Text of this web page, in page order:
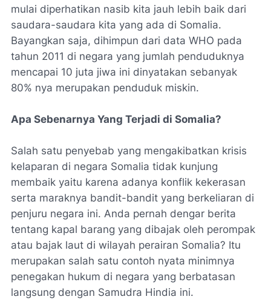
mulai diperhatikan nasib kita jauh lebih baik dari
saudara-saudara kita yang ada di Somalia.
Bayangkan saja, dihimpun dari data WHO pada
tahun 2011 di negara yang jumlah penduduknya
mencapai 10 juta jiwa ini dinyatakan sebanyak
80% nya merupakan penduduk miskin.
Apa Sebenarnya Yang Terjadi di Somalia?
Salah satu penyebab yang mengakibatkan krisis
kelaparan di negara Somalia tidak kunjung
membaik yaitu karena adanya konflik kekerasan
serta maraknya bandit-bandit yang berkeliaran di
penjuru negara ini. Anda pernah dengar berita
tentang kapal barang yang dibajak oleh perompak
atau bajak laut di wilayah perairan Somalia? Itu
merupakan salah satu contoh nyata minimnya
penegakan hukum di negara yang berbatasan
langsung dengan Samudra Hindia ini.